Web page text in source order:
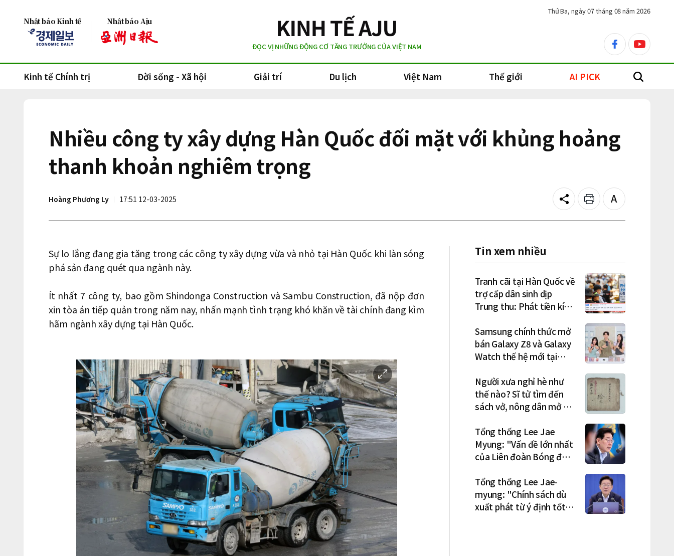
Nhật báo Kinh tế Nhật báo Aju
ĐỌC VỊ NHỮNG ĐỘNG CƠ TĂNG TRƯỞNG CỦA VIỆT NAM
facebookyoutube
Thứ Ba, ngày 07 tháng 08 năm 2026
Kinh tế Chính trị Đời sống - Xã hội Giải trí Du lịch Việt Nam Thế giới AI PICK search
Nhiều công ty xây dựng Hàn Quốc đối mặt với khủng hoảng
thanh khoản nghiêm trọng
Hoàng Phương Ly 17:51 12-03-2025 Share Print
Text
size
Sự lo lắng đang gia tăng trong các công ty xây dựng vừa và nhỏ tại Hàn Quốc khi làn sóng
phá sản đang quét qua ngành này.
Ít nhất 7 công ty, bao gồm Shindonga Construction và Sambu Construction, đã nộp đơn
xin tòa án tiếp quản trong năm nay, nhấn mạnh tình trạng khó khăn về tài chính đang kìm
hãm ngành xây dựng tại Hàn Quốc.
이
미
지
확
대
Tin xem nhiều
Tranh cãi tại Hàn Quốc về
trợ cấp dân sinh dịp
Trung thu: Phát tiền kích
tương lai?
Samsung chính thức mở
bán Galaxy Z8 và Galaxy
Watch thế hệ mới tại
triệu đơn đặt trước
Người xưa nghỉ hè như
thế nào? Sĩ tử tìm đến
sách vở, nông dân mở hội
Tổng thống Lee Jae
Myung: "Vấn đề lớn nhất
của Liên đoàn Bóng đá
dân chủ và tình trạng
nắm quyền quá lâu"
Tổng thống Lee Jae-
myung: "Chính sách dù
xuất phát từ ý định tốt